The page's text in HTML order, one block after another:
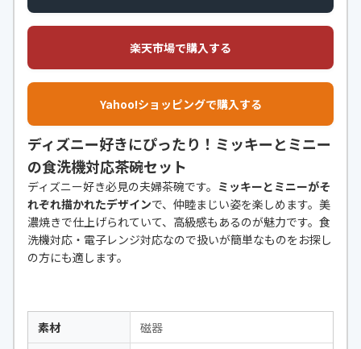
楽天市場で購入する
Yahoo!ショッピングで購入する
ディズニー好きにぴったり！ミッキーとミニー
の食洗機対応茶碗セット
ディズニー好き必見の夫婦茶碗です。 ミッキーとミニーがそ
れぞれ描かれたデザインで、仲睦まじい姿を楽しめます。美
濃焼きで仕上げられていて、高級感もあるのが魅力です。食
洗機対応・電子レンジ対応なので扱いが簡単なものをお探し
の方にも適します。
素材
磁器